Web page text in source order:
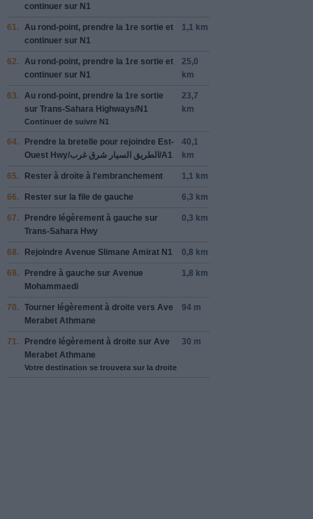
continuer sur N1
61. Au rond-point, prendre la 1re sortie et
continuer sur N1
1,1 km
62. Au rond-point, prendre la 1re sortie et
continuer sur N1
25,0
km
63. Au rond-point, prendre la 1re sortie
sur Trans-Sahara Highways/N1
Continuer de suivre N1
23,7
km
64. Prendre la bretelle pour rejoindre Est-
Ouest Hwy/‫الطريق السيار شرق غرب‬‎/A1
40,1
km
65. Rester à droite à l'embranchement 1,1 km
66. Rester sur la file de gauche 6,3 km
67. Prendre légèrement à gauche sur
Trans-Sahara Hwy
0,3 km
68. Rejoindre Avenue Slimane Amirat N1 0,8 km
69. Prendre à gauche sur Avenue
Mohammaedi
1,8 km
70. Tourner légèrement à droite vers Ave
Merabet Athmane
94 m
71. Prendre légèrement à droite sur Ave
Merabet Athmane
Votre destination se trouvera sur la droite
30 m